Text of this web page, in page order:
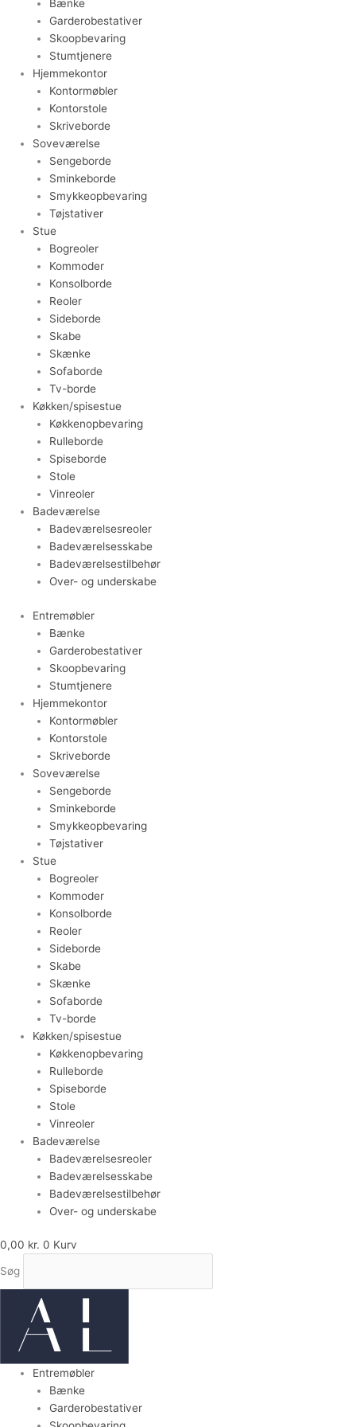
Bænke
Garderobestativer
Skoopbevaring
Stumtjenere
Hjemmekontor
Kontormøbler
Kontorstole
Skriveborde
Soveværelse
Sengeborde
Sminkeborde
Smykkeopbevaring
Tøjstativer
Stue
Bogreoler
Kommoder
Konsolborde
Reoler
Sideborde
Skabe
Skænke
Sofaborde
Tv-borde
Køkken/spisestue
Køkkenopbevaring
Rulleborde
Spiseborde
Stole
Vinreoler
Badeværelse
Badeværelsesreoler
Badeværelsesskabe
Badeværelsestilbehør
Over- og underskabe
Entremøbler
Bænke
Garderobestativer
Skoopbevaring
Stumtjenere
Hjemmekontor
Kontormøbler
Kontorstole
Skriveborde
Soveværelse
Sengeborde
Sminkeborde
Smykkeopbevaring
Tøjstativer
Stue
Bogreoler
Kommoder
Konsolborde
Reoler
Sideborde
Skabe
Skænke
Sofaborde
Tv-borde
Køkken/spisestue
Køkkenopbevaring
Rulleborde
Spiseborde
Stole
Vinreoler
Badeværelse
Badeværelsesreoler
Badeværelsesskabe
Badeværelsestilbehør
Over- og underskabe
0,00 kr. 0 Kurv
Søg
Entremøbler
Bænke
Garderobestativer